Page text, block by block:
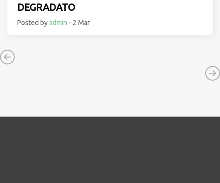
DEGRADATO
Posted byadmin - 2 Mar